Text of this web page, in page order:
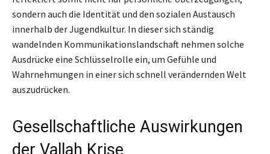
sondern auch die Identität und den sozialen Austausch
innerhalb der Jugendkultur. In dieser sich ständig
wandelnden Kommunikationslandschaft nehmen solche
Ausdrücke eine Schlüsselrolle ein, um Gefühle und
Wahrnehmungen in einer sich schnell verändernden Welt
auszudrücken.
Gesellschaftliche Auswirkungen
der Vallah Krise